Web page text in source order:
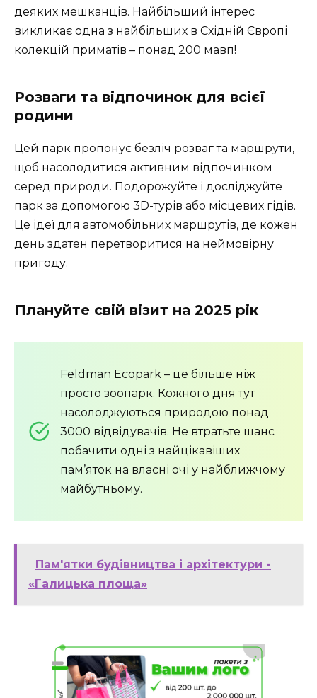
деяких мешканців. Найбільший інтерес
викликає одна з найбільших в Східній Європі
колекцій приматів – понад 200 мавп!
Розваги та відпочинок для всієї
родини
Цей парк пропонує безліч розваг та маршрути,
щоб насолодитися активним відпочинком
серед природи. Подорожуйте і досліджуйте
парк за допомогою 3D-турів або місцевих гідів.
Це ідеї для автомобільних маршрутів, де кожен
день здатен перетворитися на неймовірну
пригоду.
Плануйте свій візит на 2025 рік
Feldman Ecopark – це більше ніж
просто зоопарк. Кожного дня тут
насолоджуються природою понад
3000 відвідувачів. Не втратьте шанс
побачити одні з найцікавіших
пам’яток на власні очі у найближчому
майбутньому.
Пам'ятки будівництва і архітектури -
«Галицька площа»